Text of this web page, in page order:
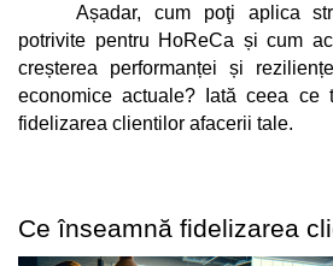
Așadar, cum poţi aplica
potrivite pentru HoReCa și cum
creșterea performanței și
economice actuale? Iată ceea ce
fidelizarea clientilor afacerii tale.
Ce înseamnă fidelizarea